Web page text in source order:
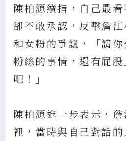
陳柏源續指，自己最
卻不敢承認，反擊詹
和女粉的爭議，「請
粉絲的事情，還有屁
吧！」
陳柏源進一步表示，
裡，當時與自己對話